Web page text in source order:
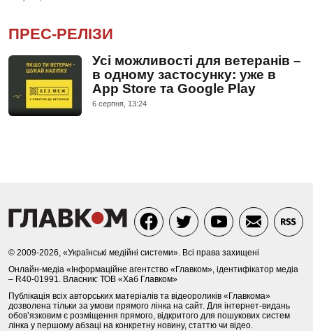
ПРЕС-РЕЛІЗИ
Усі можливості для ветеранів –
в одному застосунку: уже в
App Store та Google Play
6 серпня, 13:24
© 2009-2026, «Українські медійні системи». Всі права захищені
Онлайн-медіа «Інформаційне агентство «Главком», ідентифікатор медіа
– R40-01991. Власник: ТОВ «Хаб Главком»
Публікація всіх авторських матеріалів та відеороликів «Главкома»
дозволена тільки за умови прямого лінка на сайт. Для інтернет-видань
обов’язковим є розміщення прямого, відкритого для пошукових систем
лінка у першому абзаці на конкретну новину, статтю чи відео.